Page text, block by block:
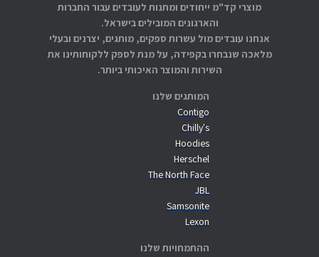
המותגים שלנו
Contigo
Chilly's
Hoodies
Herschel
The North Face
JBL
Samsonite
Lexon
ההתמחויות שלנו
מוצרי קד"מ ייחודים ומתנות לעובדים עבור החברות
והארגונים המובילים בישראל.
אנחנו עובדים מול עשרות ספקים, מותגים, יצרנים ובעלי
מלאכה שנבחרו בקפידה, על מנת לספק ללקוחותינו את
השירות והמוצר האיכותי ביותר.